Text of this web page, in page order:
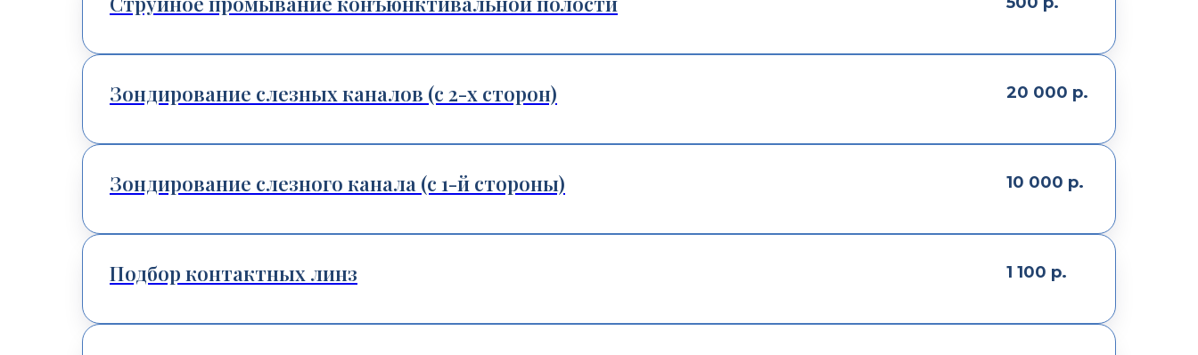
Зондирование слезных каналов (с 2-х сторон) 20 000 р.
Зондирование слезного канала (с 1-й стороны) 10 000 р.
Подбор контактных линз 1 100 р.